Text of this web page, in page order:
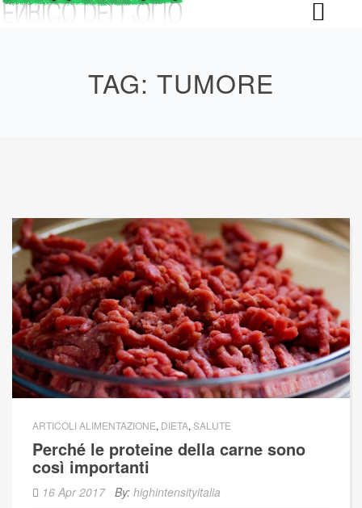
Skip
TAG: TUMORE
ARTICOLI ALIMENTAZIONE, DIETA, SALUTE
Perché le proteine della carne sono
così importanti
16 Apr 2017 By: highintensityitalia